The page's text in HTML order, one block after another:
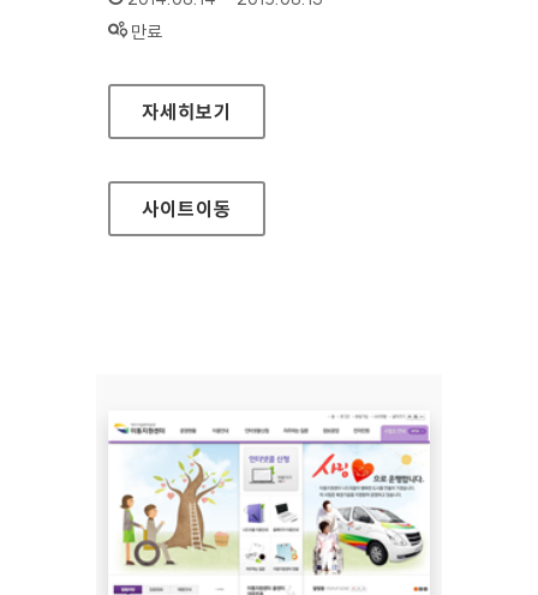
상태 :
만료
5·18 기념재단 홈페이지
자세히보기
사이트이동